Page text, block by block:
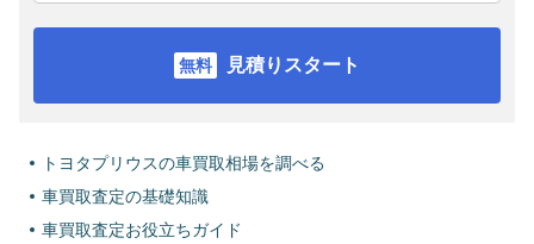
見積りスタート
トヨタプリウスの車買取相場を調べる
車買取査定の基礎知識
車買取査定お役立ちガイド